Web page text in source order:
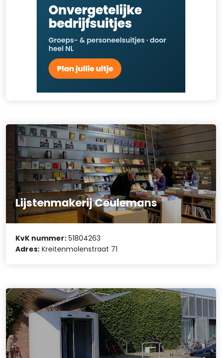
Lijstenmakerij Ceulemans
KvK nummer: 51804263
Adres: Kreitenmolenstraat 71